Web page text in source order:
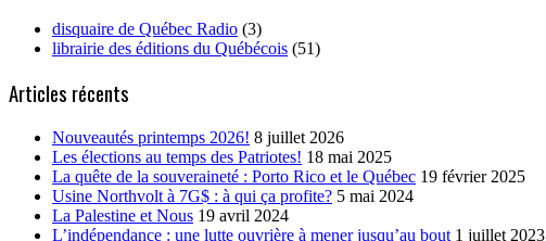
disquaire de Québec Radio (3)
librairie des éditions du Québécois (51)
Articles récents
Nouveautés printemps 2026! 8 juillet 2026
Les élections au temps des Patriotes! 18 mai 2025
La quête de la souveraineté : Porto Rico et le Québec 19 février 2025
Usine Northvolt à 7G$ : à qui ça profite? 5 mai 2024
La Palestine et Nous 19 avril 2024
L’indépendance : une lutte ouvrière à mener jusqu’au bout 1 juillet 2023